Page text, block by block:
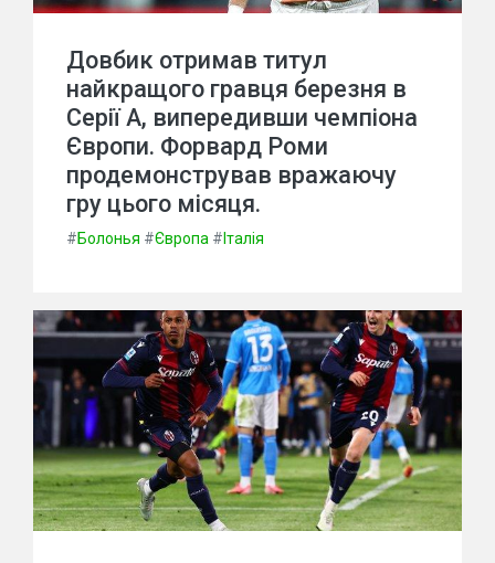
Довбик отримав титул
найкращого гравця березня в
Серії А, випередивши чемпіона
Європи. Форвард Роми
продемонстрував вражаючу
гру цього місяця.
#Болонья #Європа # Італія